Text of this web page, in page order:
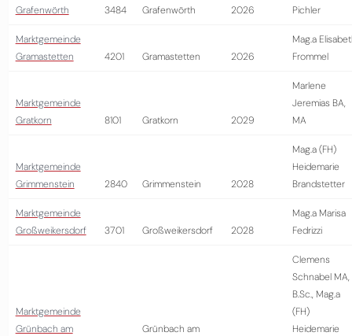
Grafenwörth
3484 Grafenwörth 2026
Pichler
Marktgemeinde
Gramastetten
4201 Gramastetten 2026
Mag.a
Frommel
Marktgemeinde
Gratkorn
8101 Gratkorn 2029
Marlene
Jeremias BA,
MA
Marktgemeinde
Grimmenstein
2840 Grimmenstein 2028
Mag.a (FH)
Heidemarie
Brandstetter
Marktgemeinde
Großweikersdorf
3701 Großweikersdorf 2028
Mag.a Marisa
Fedrizzi
Marktgemeinde
Grünbach am
Grünbach am
Clemens
Schnabel MA,
B.Sc., Mag.a
(FH)
Heidemarie